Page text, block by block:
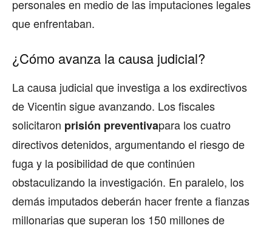
personales en medio de las imputaciones legales
que enfrentaban.
¿Cómo avanza la causa judicial?
La causa judicial que investiga a los exdirectivos
de Vicentin sigue avanzando. Los fiscales
solicitaron prisión preventivapara los cuatro
directivos detenidos, argumentando el riesgo de
fuga y la posibilidad de que continúen
obstaculizando la investigación. En paralelo, los
demás imputados deberán hacer frente a fianzas
millonarias que superan los 150 millones de